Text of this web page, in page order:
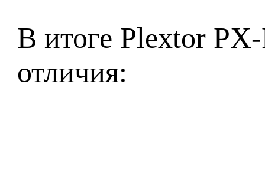
В итоге Plextor
отличия: